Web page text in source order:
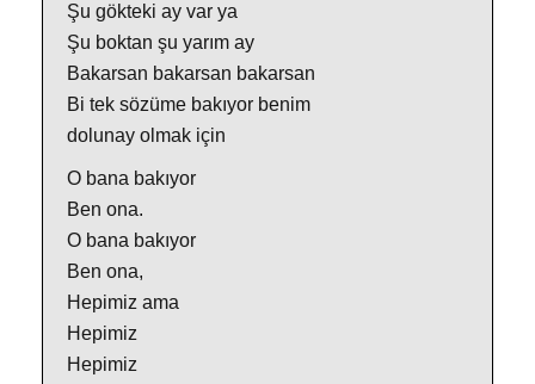
Şu gökteki ay var ya
Şu boktan şu yarım ay
Bakarsan bakarsan bakarsan
Bi tek sözüme bakıyor benim
dolunay olmak için
O bana bakıyor
Ben ona.
O bana bakıyor
Ben ona,
Hepimiz ama
Hepimiz
Hepimiz